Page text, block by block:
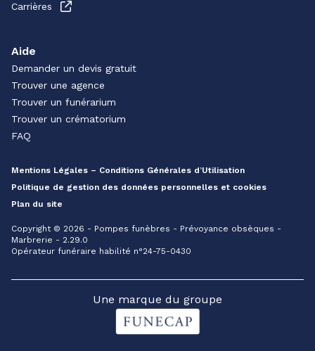
Carrières
Aide
Demander un devis gratuit
Trouver une agence
Trouver un funérarium
Trouver un crématorium
FAQ
Mentions Légales – Conditions Générales d’Utilisation
Politique de gestion des données personnelles et cookies
Plan du site
Copyright © 2026 - Pompes funèbres - Prévoyance obsèques -
Marbrerie - 2.29.0
Opérateur funéraire habilité n°24-75-0430
Une marque du groupe